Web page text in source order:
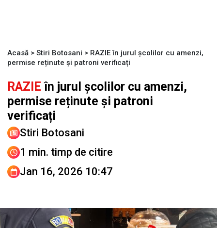
Acasă > Stiri Botosani > RAZIE în jurul școlilor cu amenzi,
permise reținute și patroni verificați
RAZIEîn jurul școlilor cu amenzi,
permise reținute și patroni
verificați
Stiri Botosani
1 min. timp de citire
Jan 16, 2026 10:47